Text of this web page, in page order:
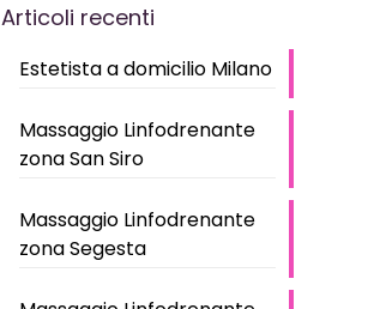
Articoli recenti
Estetista a domicilio Milano
Massaggio Linfodrenante
zona San Siro
Massaggio Linfodrenante
zona Segesta